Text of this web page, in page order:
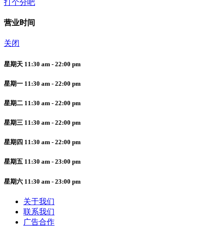
打个分吧
营业时间
关闭
星期天 11:30 am - 22:00 pm
星期一 11:30 am - 22:00 pm
星期二 11:30 am - 22:00 pm
星期三 11:30 am - 22:00 pm
星期四 11:30 am - 22:00 pm
星期五 11:30 am - 23:00 pm
星期六 11:30 am - 23:00 pm
关于我们
联系我们
广告合作